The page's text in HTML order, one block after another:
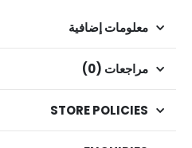
معلومات إضافية
مراجعات (0)
STORE POLICIES